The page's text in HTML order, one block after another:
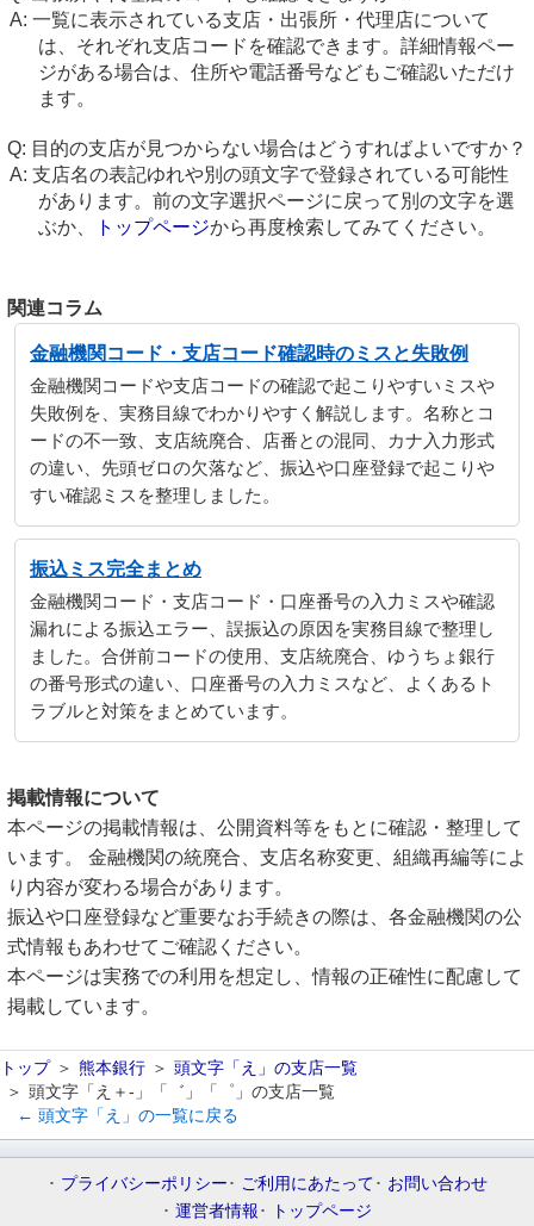
一覧に表示されている支店・出張所・代理店について
は、それぞれ支店コードを確認できます。詳細情報ペー
ジがある場合は、住所や電話番号などもご確認いただけ
ます。
目的の支店が見つからない場合はどうすればよいですか？
支店名の表記ゆれや別の頭文字で登録されている可能性
があります。前の文字選択ページに戻って別の文字を選
ぶか、
トップページから再度検索してみてください。
関連コラム
金融機関コード・支店コード確認時のミスと失敗例
金融機関コードや支店コードの確認で起こりやすいミスや
失敗例を、実務目線でわかりやすく解説します。名称とコ
ードの不一致、支店統廃合、店番との混同、カナ入力形式
の違い、先頭ゼロの欠落など、振込や口座登録で起こりや
すい確認ミスを整理しました。
振込ミス完全まとめ
金融機関コード・支店コード・口座番号の入力ミスや確認
漏れによる振込エラー、誤振込の原因を実務目線で整理し
ました。合併前コードの使用、支店統廃合、ゆうちょ銀行
の番号形式の違い、口座番号の入力ミスなど、よくあるト
ラブルと対策をまとめています。
掲載情報について
本ページの掲載情報は、公開資料等をもとに確認・整理して
います。 金融機関の統廃合、支店名称変更、組織再編等によ
り内容が変わる場合があります。
振込や口座登録など重要なお手続きの際は、各金融機関の公
式情報もあわせてご確認ください。
本ページは実務での利用を想定し、情報の正確性に配慮して
掲載しています。
トップ 熊本銀行
頭文字「え」の支店一覧
頭文字「え＋-」「゛」「゜」の支店一覧
← 頭文字「え」の一覧に戻る
プライバシーポリシー ご利用にあたって
お問い合わせ
運営者情報
トップページ